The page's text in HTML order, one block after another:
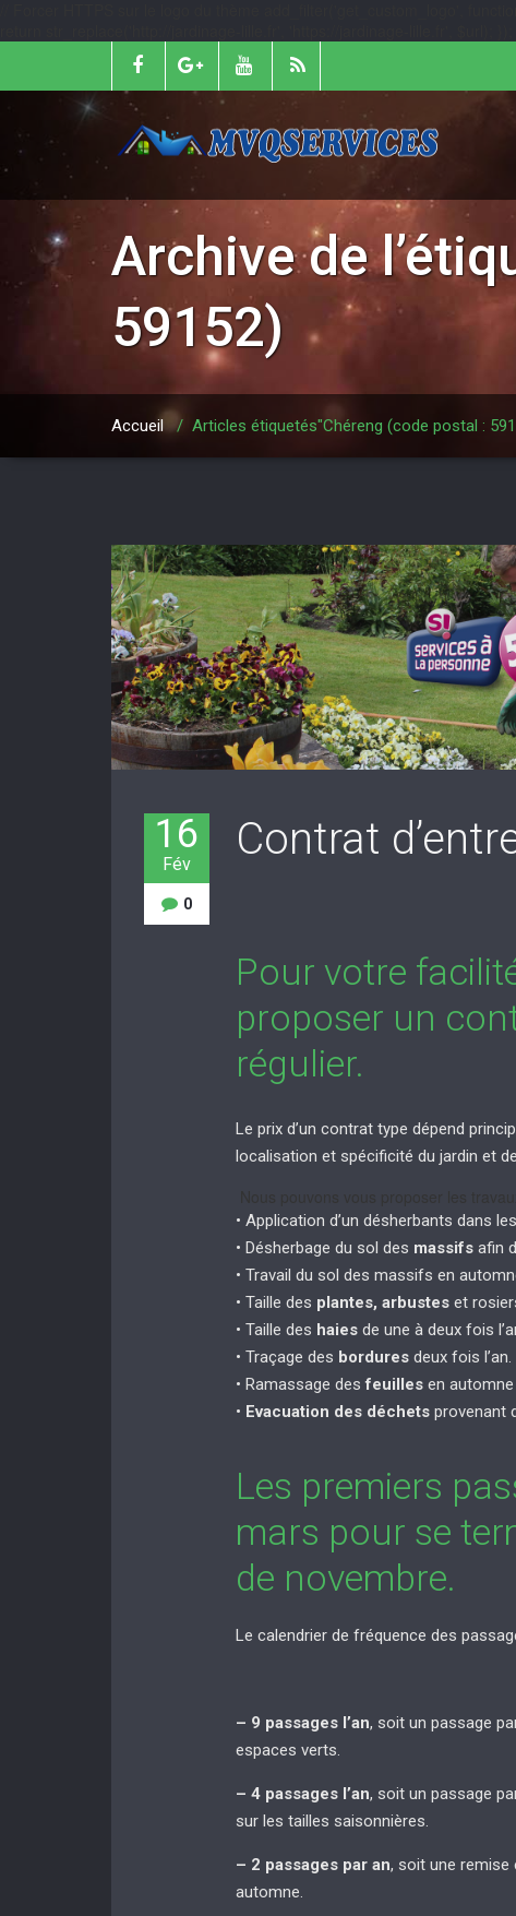
Archive de
59152)
Accueil/ Articles étiquetés"Chéreng (code postal :
16
Fév
0
Contrat
Pour votre
proposer un
régulier.
Le prix d’un contrat type dépend
localisation et spécificité du jardin et
• Application d’un désherbants dans les
• Désherbage du sol des massifsafin
• Travail du sol des massifs en
• Taille des plantes, arbusteset
• Taille des haiesde une à deux fois
• Traçage des borduresdeux fois l’an.
• Ramassage desfeuillesen automne
• Evacuation des déchetsprovenant
Les premiers
mars pour se
de novembre.
Le calendrier de fréquence des
– 9 passages l’an, soit un passage
espaces verts.
– 4 passages l’an, soit un passage
sur les tailles saisonnières.
– 2 passages par an, soit une remise
automne.